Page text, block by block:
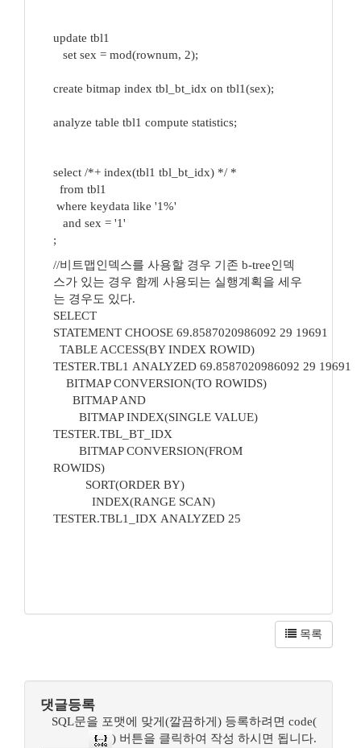
update tbl1
set sex = mod(rownum, 2);
create bitmap index tbl_bt_idx on tbl1(sex);
analyze table tbl1 compute statistics;
select /*+ index(tbl1 tbl_bt_idx) */ *
from tbl1
where keydata like '1%'
and sex = '1'
;
//비트맵인덱스를 사용할 경우 기존 b-tree인덱
스가 있는 경우 함께 사용되는 실행계획을 세우
는 경우도 있다.
SELECT
STATEMENT CHOOSE 69.8587020986092 29 19691
TABLE ACCESS(BY INDEX ROWID)
TESTER.TBL1 ANALYZED 69.8587020986092 29
BITMAP CONVERSION(TO ROWIDS)
BITMAP AND
BITMAP INDEX(SINGLE VALUE)
TESTER.TBL_BT_IDX
BITMAP CONVERSION(FROM
ROWIDS)
SORT(ORDER BY)
INDEX(RANGE SCAN)
TESTER.TBL1_IDX ANALYZED 25
목록
댓글등록
SQL문을 포맷에 맞게(깔끔하게) 등록하려면 code(
) 버튼을 클릭하여 작성 하시면 됩니다.